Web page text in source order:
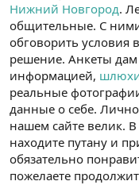
Нижний Новгород.
общительные. С
обговорить условия
решение. Анкеты
информацией,
реальные
данные о себе.
нашем сайте велик.
находите путану и
обязательно
пожелаете